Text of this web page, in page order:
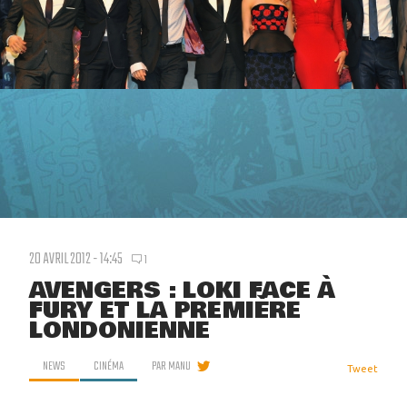
20 AVRIL 2012 - 14:45 1
AVENGERS : LOKI FACE À
FURY ET LA PREMIÈRE
LONDONIENNE
NEWS CINÉMA PARMANU Tweet